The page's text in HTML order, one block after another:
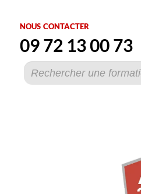
nous contacter
09 72 13 00 73